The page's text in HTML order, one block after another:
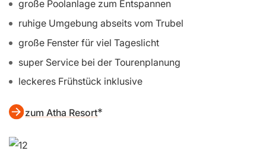
Waschsalon/Wäscheservice gegen Gebühr
kostenloser Parkplatz
zum Hotel Sigiriya Water Cottage
Mittelpreisige Alternative: Atha Resort